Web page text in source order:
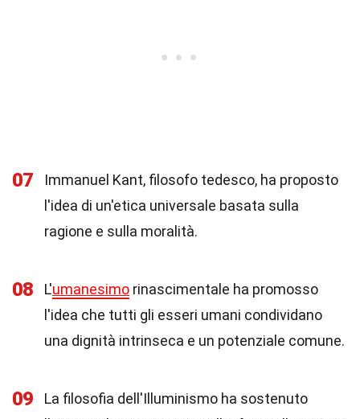
07
Immanuel Kant, filosofo tedesco, ha proposto
l'idea di un'etica universale basata sulla
ragione e sulla moralità.
08 L'umanesimo rinascimentale ha promosso
l'idea che tutti gli esseri umani condividano
una dignità intrinseca e un potenziale comune.
09
La filosofia dell'Illuminismo ha sostenuto